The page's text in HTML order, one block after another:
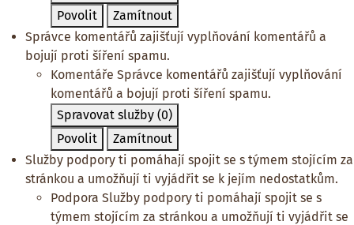
Povolit
Zamítnout
Správce komentářů zajišťují vyplňování komentářů a
bojují proti šíření spamu.
Komentáře Správce komentářů zajišťují vyplňování
komentářů a bojují proti šíření spamu.
Spravovat služby (0)
Povolit
Zamítnout
Služby podpory ti pomáhají spojit se s týmem stojícím za
stránkou a umožňují ti vyjádřit se k jejím nedostatkům.
Podpora Služby podpory ti pomáhají spojit se s
týmem stojícím za stránkou a umožňují ti vyjádřit se